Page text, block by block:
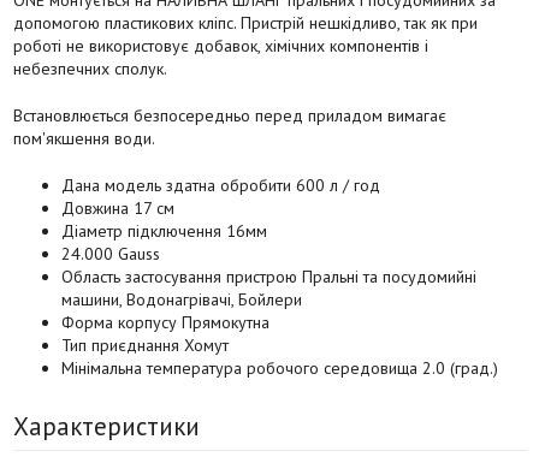
допомогою пластикових кліпс. Пристрій нешкідливо, так як при
роботі не використовує добавок, хімічних компонентів і
небезпечних сполук.
Встановлюється безпосередньо перед приладом вимагає
пом'якшення води.
Дана модель здатна обробити 600 л / год
Довжина 17 см
Діаметр підключення 16мм
24.000 Gauss
Область застосування пристрою Пральні та посудомийні
машини, Водонагрівачі, Бойлери
Форма корпусу Прямокутна
Тип приєднання Хомут
Мінімальна температура робочого середовища 2.0 (град.)
Характеристики